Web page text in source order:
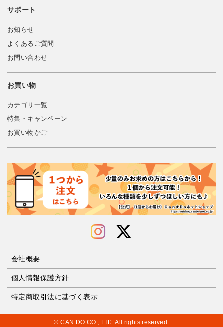
サポート
お知らせ
よくあるご質問
お問い合わせ
お買い物
カテゴリ一覧
特集・キャンペーン
お買い物かご
会社概要
個人情報保護方針
特定商取引法に基づく表示
© CAN DO CO., LTD. All rights reserved.